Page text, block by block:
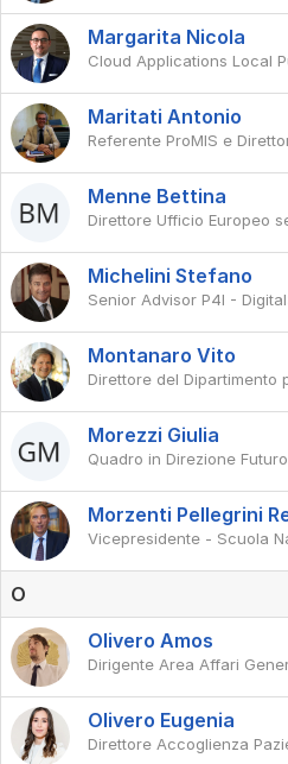
Margarita Nicola
Cloud Applications Local
Maritati Antonio
Referente ProMIS e
Menne Bettina
Direttore Ufficio Europeo
Michelini Stefano
Senior Advisor P4I -
Montanaro Vito
Direttore del Dipartimento
Morezzi Giulia
Quadro in Direzione
Morzenti Pellegrini
Vicepresidente - Scuola
O
Olivero Amos
Dirigente Area Affari
Olivero Eugenia
Direttore Accoglienza